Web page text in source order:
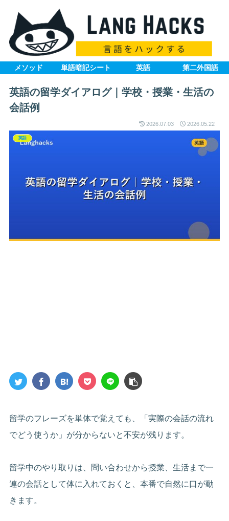
メソッド 単語暗記シート 英語 第二外国語
英語の留学ダイアログ｜学校・授業・生活の
会話例
2026.07.03 2026.05.22
英語
留学のフレーズを単体で覚えても、「実際の会話の流れ
でどう使うか」が分からないと不安が残ります。
留学中のやり取りは、問い合わせから授業、生活まで一
連の会話として体に入れておくと、本番で自然に口が動
きます。